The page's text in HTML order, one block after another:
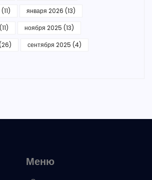
(11) января 2026 (13)
(11) ноября 2025 (13)
сентября 2025 (4)
Меню